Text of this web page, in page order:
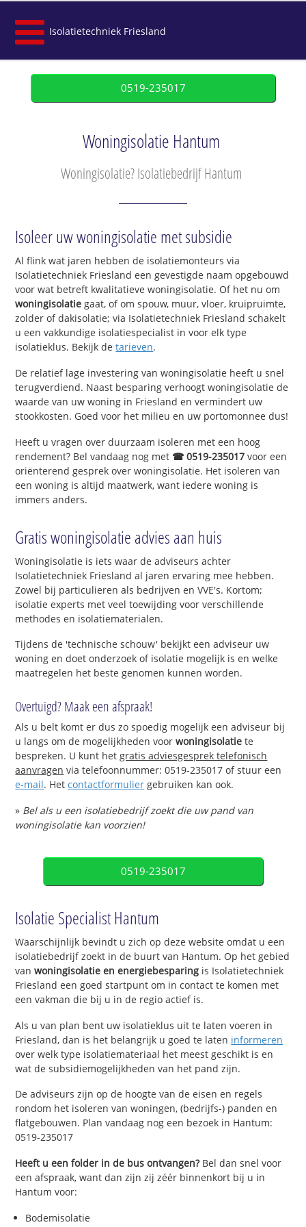
Isolatietechniek Friesland
0519-235017
Woningisolatie Hantum
Woningisolatie? Isolatiebedrijf Hantum
Isoleer uw woningisolatie met subsidie
Al flink wat jaren hebben de isolatiemonteurs via
Isolatietechniek Friesland een gevestigde naam opgebouwd
voor wat betreft kwalitatieve woningisolatie. Of het nu om
woningisolatie gaat, of om spouw, muur, vloer, kruipruimte,
zolder of dakisolatie; via Isolatietechniek Friesland schakelt
u een vakkundige isolatiespecialist in voor elk type
isolatieklus. Bekijk detarieven.
De relatief lage investering van woningisolatie heeft u snel
terugverdiend. Naast besparing verhoogt woningisolatie de
waarde van uw woning in Friesland en vermindert uw
stookkosten. Goed voor het milieu en uw portomonnee dus!
Heeft u vragen over duurzaam isoleren met een hoog
rendement? Bel vandaag nog met ☎ 0519-235017 voor een
oriënterend gesprek over woningisolatie. Het isoleren van
een woning is altijd maatwerk, want iedere woning is
immers anders.
Gratis woningisolatie advies aan huis
Woningisolatie is iets waar de adviseurs achter
Isolatietechniek Friesland al jaren ervaring mee hebben.
Zowel bij particulieren als bedrijven en VVE's. Kortom;
isolatie experts met veel toewijding voor verschillende
methodes en isolatiematerialen.
Tijdens de 'technische schouw' bekijkt een adviseur uw
woning en doet onderzoek of isolatie mogelijk is en welke
maatregelen het beste genomen kunnen worden.
Overtuigd? Maak een afspraak!
Als u belt komt er dus zo spoedig mogelijk een adviseur bij
u langs om de mogelijkheden voorwoningisolatie te
bespreken. U kunt hetgratis adviesgesprek telefonisch
aanvragen via telefoonnummer: 0519-235017 of stuur een
e-mail. Hetcontactformulier gebruiken kan ook.
» Bel als u een isolatiebedrijf zoekt die uw pand van
woningisolatie kan voorzien!
0519-235017
Isolatie Specialist Hantum
Waarschijnlijk bevindt u zich op deze website omdat u een
isolatiebedrijf zoekt in de buurt van Hantum. Op het gebied
vanwoningisolatie en energiebesparing is Isolatietechniek
Friesland een goed startpunt om in contact te komen met
een vakman die bij u in de regio actief is.
Als u van plan bent uw isolatieklus uit te laten voeren in
Friesland, dan is het belangrijk u goed te laten informeren
over welk type isolatiemateriaal het meest geschikt is en
wat de subsidiemogelijkheden van het pand zijn.
De adviseurs zijn op de hoogte van de eisen en regels
rondom het isoleren van woningen, (bedrijfs-) panden en
flatgebouwen. Plan vandaag nog een bezoek in Hantum:
0519-235017
Heeft u een folder in de bus ontvangen?Bel dan snel voor
een afspraak, want dan zijn zij zéér binnenkort bij u in
Hantum voor:
Bodemisolatie